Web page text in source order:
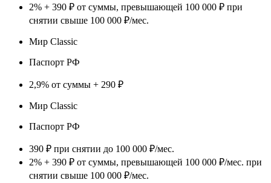
2% + 390 ₽ от суммы, превышающей 100 000 ₽ при
снятии свыше 100 000 ₽/мес.
Мир Classic
Паспорт РФ
2,9% от суммы + 290 ₽
Мир Classic
Паспорт РФ
390 ₽ при снятии до 100 000 ₽/мес.
2% + 390 ₽ от суммы, превышающей 100 000 ₽/мес. при
снятии свыше 100 000 ₽/мес.